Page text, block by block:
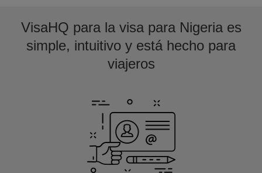
VisaHQ para la visa para Nigeria es
simple, intuitivo y está hecho para
viajeros